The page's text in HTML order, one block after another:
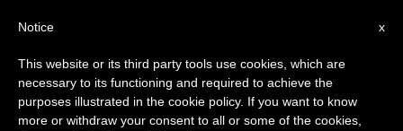
CHIESE LOCALI
x
Notice
This website or its third party tools use cookies, which are
necessary to its functioning and required to achieve the
purposes illustrated in the cookie policy. If you want to know
more or withdraw your consent to all or some of the cookies,